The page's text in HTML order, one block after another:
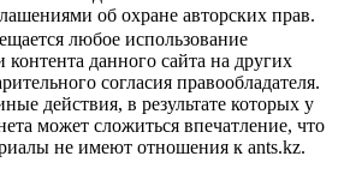
об охране авторских прав.
любое использование
данного сайта на других
согласия правообладателя.
действия, в результате которых у
может сложиться впечатление, что
не имеют отношения к ants.kz.